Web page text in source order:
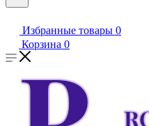
Избранные товары 0
Корзина 0